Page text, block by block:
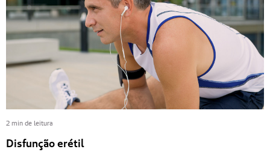
2 min de leitura
Disfunção erétil